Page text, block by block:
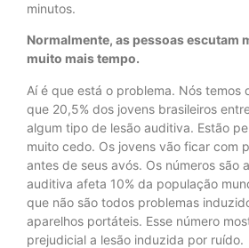
minutos.
Normalmente, as pessoas escutam
muito mais tempo.
Aí é que está o problema. Nós temos
que 20,5% dos jovens brasileiros
algum tipo de lesão auditiva. Estão
muito cedo. Os jovens vão ficar com
antes de seus avós. Os números são
auditiva afeta 10% da população
que não são todos problemas
aparelhos portáteis. Esse número
prejudicial a lesão induzida por ruído.